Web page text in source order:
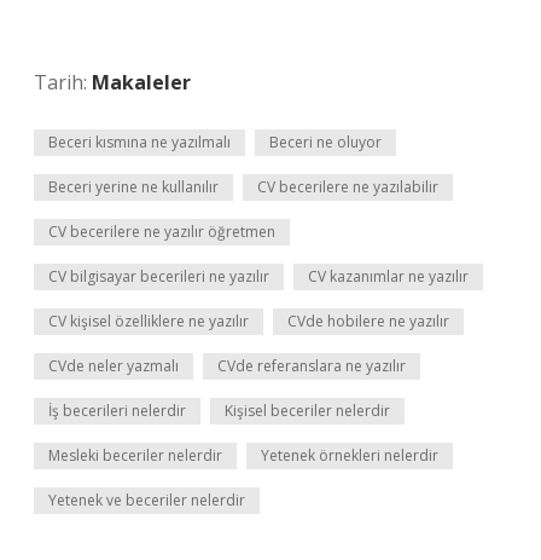
Tarih: Makaleler
Beceri kısmına ne yazılmalı Beceri ne oluyor
Beceri yerine ne kullanılır CV becerilere ne yazılabilir
CV becerilere ne yazılır öğretmen
CV bilgisayar becerileri ne yazılır CV kazanımlar ne yazılır
CV kişisel özelliklere ne yazılır CVde hobilere ne yazılır
CVde neler yazmalı CVde referanslara ne yazılır
İş becerileri nelerdir Kişisel beceriler nelerdir
Mesleki beceriler nelerdir Yetenek örnekleri nelerdir
Yetenek ve beceriler nelerdir